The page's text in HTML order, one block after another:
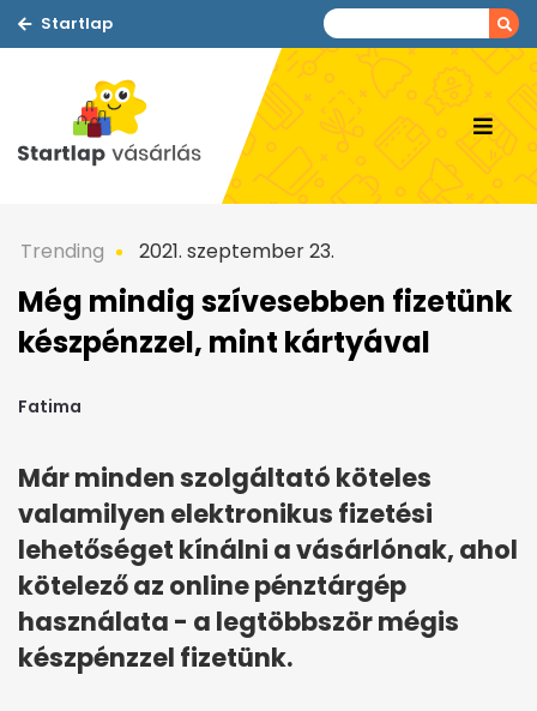
Startlap
Trending 2021. szeptember 23.
Még mindig szívesebben fizetünk
készpénzzel, mint kártyával
Fatima
Már minden szolgáltató köteles
valamilyen elektronikus fizetési
lehetőséget kínálni a vásárlónak, ahol
kötelező az online pénztárgép
használata - a legtöbbször mégis
készpénzzel fizetünk.